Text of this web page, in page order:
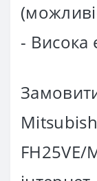
- Висока
FH25VE/